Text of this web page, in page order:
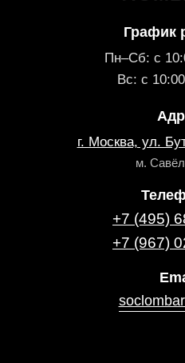
График
Пн–Сб: с
Вс: с
г. Москва, ул.
м.
+7 (495)
+7 (967)